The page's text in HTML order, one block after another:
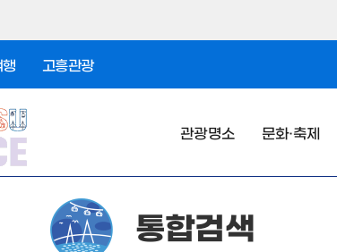
행 고흥관광
관광명소 문화·축제
통합검색